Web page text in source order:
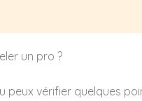
un pro ?
vérifier quelques